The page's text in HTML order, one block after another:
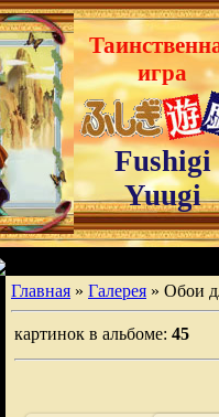
игра
Fushigi
Yuugi
Главная » Галерея » Обои
картинок в альбоме: 45